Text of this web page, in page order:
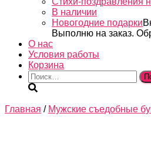
В наличии
Новогодние подарки
Выполню на заказ.
О нас
Условия работы
Корзина
Найти:
Главная / Мужские съедобные